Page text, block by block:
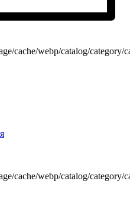
cache/webp/catalog/category/
cache/webp/catalog/category/